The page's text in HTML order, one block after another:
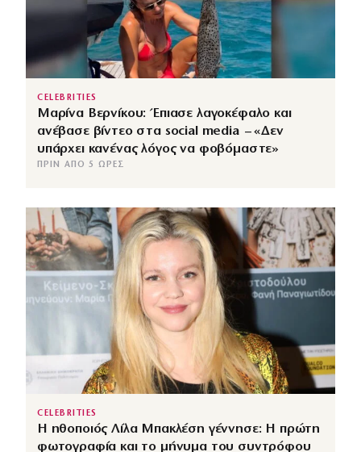
CELEBRITIES
Μαρίνα Βερνίκου: Έπιασε λαγοκέφαλο και
ανέβασε βίντεο στα social media – «Δεν
υπάρχει κανένας λόγος να φοβόμαστε»
ΠΡΙΝ ΑΠΌ 5 ΏΡΕΣ
CELEBRITIES
Η ηθοποιός Λίλα Μπακλέση γέννησε: Η πρώτη
φωτογραφία και το μήνυμα του συντρόφου